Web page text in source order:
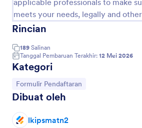
applicable professionals to make
meets your needs, legally and
Rincian
189 Salinan
Tanggal Pembaruan Terakhir: 12 Mei 2026
Kategori
Buka Kategori:
Formulir Pendaftaran
Dibuat oleh
lkipsmatn2